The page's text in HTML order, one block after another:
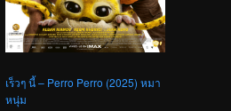
เร็วๆ นี้ – Perro Perro (2025) หมา
หนุ่ม